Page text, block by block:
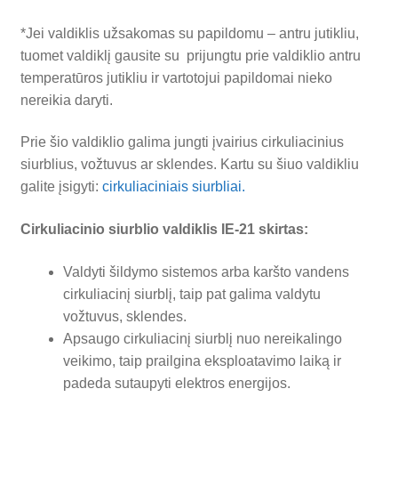
*Jei valdiklis užsakomas su papildomu – antru jutikliu,
tuomet valdiklį gausite su prijungtu prie valdiklio antru
temperatūros jutikliu ir vartotojui papildomai nieko
nereikia daryti.
Prie šio valdiklio galima jungti įvairius cirkuliacinius
siurblius, vožtuvus ar sklendes. Kartu su šiuo valdikliu
galite įsigyti: cirkuliaciniais siurbliai.
Cirkuliacinio siurblio valdiklis IE-21 skirtas:
Valdyti šildymo sistemos arba karšto vandens
cirkuliacinį siurblį, taip pat galima valdytu
vožtuvus, sklendes.
Apsaugo cirkuliacinį siurblį nuo nereikalingo
veikimo, taip prailgina eksploatavimo laiką ir
padeda sutaupyti elektros energijos.